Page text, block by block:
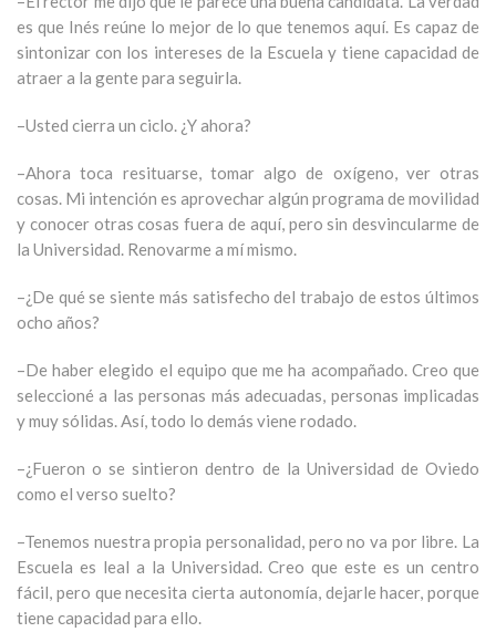
es que Inés reúne lo mejor de lo que tenemos aquí. Es capaz de
sintonizar con los intereses de la Escuela y tiene capacidad de
atraer a la gente para seguirla.
–Usted cierra un ciclo. ¿Y ahora?
–Ahora toca resituarse, tomar algo de oxígeno, ver otras
cosas. Mi intención es aprovechar algún programa de movilidad
y conocer otras cosas fuera de aquí, pero sin desvincularme de
la Universidad. Renovarme a mí mismo.
–¿De qué se siente más satisfecho del trabajo de estos últimos
ocho años?
–De haber elegido el equipo que me ha acompañado. Creo que
seleccioné a las personas más adecuadas, personas implicadas
y muy sólidas. Así, todo lo demás viene rodado.
–¿Fueron o se sintieron dentro de la Universidad de Oviedo
como el verso suelto?
–Tenemos nuestra propia personalidad, pero no va por libre. La
Escuela es leal a la Universidad. Creo que este es un centro
fácil, pero que necesita cierta autonomía, dejarle hacer, porque
tiene capacidad para ello.